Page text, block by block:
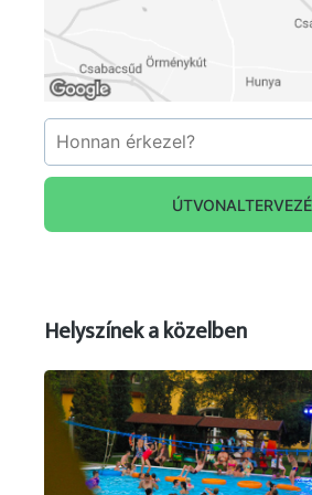
még a nagykamra
bejárata, melyből
hombárt. A
egymásra csúsztathatók, így a
mennyiségének
magassága.
A nagykamra mellett a
istálló helyezkedik el.
1920-as években lebontották.
a hátsó udvart körbevevő
egyidős az épülettel.
Múzeumpedagógiai
Helyszínek a közelben